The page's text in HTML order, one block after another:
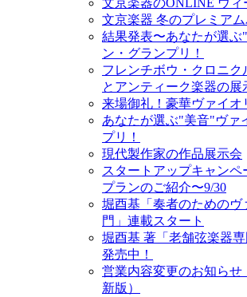
文京楽器のONLINE ウィ
文京楽器 冬のプレミア
結果発表〜あなたが選ぶ
ン・グランプリ！
フレンチボウ・クロニク
とアンティーク楽器の展
来場御礼！豪華ヴァイオ
あなたが選ぶ"美音"ヴァ
プリ！
現代製作家の作品展示会
スタートアップキャンペ
プランのご紹介〜9/30
堀酉基「奏者のためのヴ
門」連載スタート
堀酉基 著「老舗弦楽器専
発売中！
営業内容変更のお知らせ
新版）